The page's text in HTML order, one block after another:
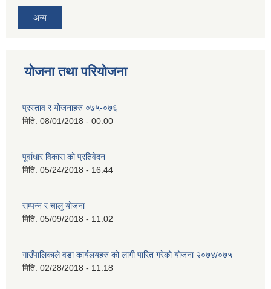
अन्य
योजना तथा परियोजना
प्रस्ताव र योजनाहरु ०७५-०७६
मिति: 08/01/2018 - 00:00
पूर्वाधार विकास को प्रतिवेदन
मिति: 05/24/2018 - 16:44
सम्पन्न र चालु योजना
मिति: 05/09/2018 - 11:02
गाउँपालिकाले वडा कार्यलयहरु को लागी पारित गरेको योजना २०७४/०७५
मिति: 02/28/2018 - 11:18